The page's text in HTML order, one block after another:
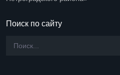
Поиск по сайту